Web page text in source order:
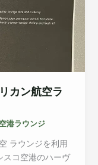
カン航空ラ
空港ラウンジ
ラウンジを利用
スコ空港のハーヴ